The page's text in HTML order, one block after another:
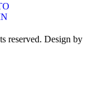
Design by